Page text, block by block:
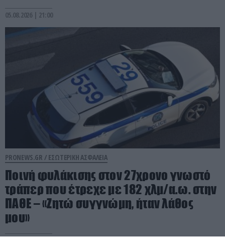
05.08.2026 | 21:00
PRONEWS.GR / ΕΣΩΤΕΡΙΚΗ ΑΣΦΑΛΕΙΑ
Ποινή φυλάκισης στον 27χρονο γνωστό
τράπερ που έτρεχε με 182 χλμ/α.ω. στην
ΠΑΘΕ – «Ζητώ συγγνώμη, ήταν λάθος
μου»